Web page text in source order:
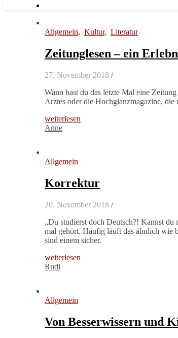
Allgemein, Kultur, Literatur
Zeitunglesen – ein
27. November 2018 /
Wann hast du das letzte Mal eine
Arztes oder die Hochglanzmagazine, die
weiterlesen
Anne
Allgemein
Korrektur
20. November 2018 /
„Du studierst doch Deutsch?! Kannst du
mal gehört. Häufig läuft das ähnlich wie
sind einem sicher.
weiterlesen
Rudi
Allgemein
Von Besserwissern und